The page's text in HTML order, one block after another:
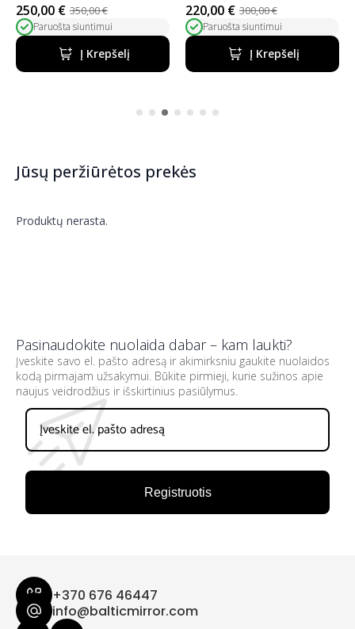
350,00€
Pradinė
kaina
buvo:
350,00 €.
250,00 €
Dabartinė
kaina
yra:
250,00 €.
Paruošta siuntimui
Į Krepšelį
300,00€
Pradinė
kaina
buvo:
300,00 €.
220,00 €
Dabartinė
kaina
yra:
220,00 €.
Paruošta siuntimui
Į Krepšelį
Jūsų peržiūrėtos prekės
Produktų nerasta.
Pasinaudokite nuolaida dabar – kam laukti?
Įveskite savo el. pašto adresą ir akimirksniu gaukite nuolaidos
kodą pirmajam užsakymui. Būkite pirmieji, kurie sužinos apie
naujus veidrodžius ir išskirtinius pasiūlymus.
Registruotis
+370 676 46447
info@balticmirror.com